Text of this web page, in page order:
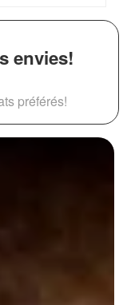
envies!
préférés!